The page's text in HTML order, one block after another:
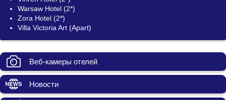
Warsaw Hotel (2*)
Zora Hotel (2*)
Villa Victoria Art (Apart)
Веб-камеры отелей
Новости